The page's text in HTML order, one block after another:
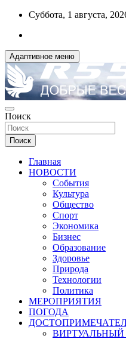
Перейти
содержимому
Суббота, 1 августа,
Адаптивное меню
R55.RU
ДОБРЫЕ ВЕСТИ ИЗ ОМСКА
Поиск
Поиск
Главная
НОВОСТИ
События
Культура
Общество
Спорт
Экономика
Бизнес
Образование
Здоровье
Природа
Технологии
Политика
МЕРОПРИЯТИЯ
ПОГОДА
ВИРТУАЛЬНЫЙ